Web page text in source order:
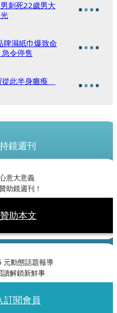
刺死22歲男大
牌濕紙巾爆致命
令停售
從此半身癱瘓
鏡週刊
意大意義
助鏡週刊！
贊助本文
元動態話題報導
讀解鎖新鮮事
訂閱會員